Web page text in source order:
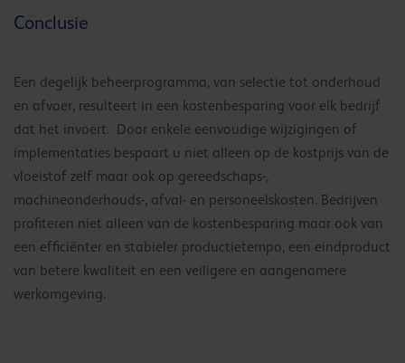
Conclusie
Een degelijk beheerprogramma, van selectie tot onderhoud
en afvoer, resulteert in een kostenbesparing voor elk bedrijf
dat het invoert. Door enkele eenvoudige wijzigingen of
implementaties bespaart u niet alleen op de kostprijs van de
vloeistof zelf maar ook op gereedschaps-,
machineonderhouds-, afval- en personeelskosten. Bedrijven
profiteren niet alleen van de kostenbesparing maar ook van
een efficiënter en stabieler productietempo, een eindproduct
van betere kwaliteit en een veiligere en aangenamere
werkomgeving.